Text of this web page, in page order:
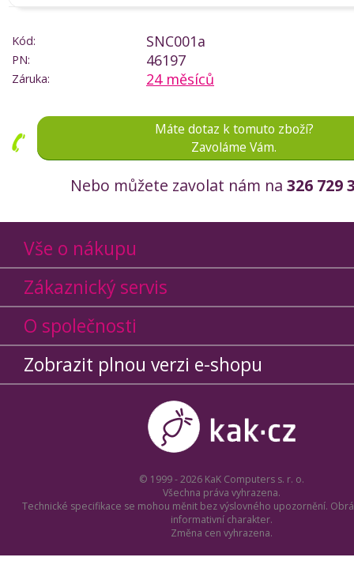
Kód: SNC001a
PN: 46197
Záruka: 24 měsíců
Máte dotaz k tomuto zboží?
Zavoláme Vám.
Nebo můžete zavolat nám na 326 729
Vše o nákupu
Zákaznický servis
O společnosti
Zobrazit plnou verzi e-shopu
© 1999 - 2026 KaK Computers s. r. o.
Všechna práva vyhrazena.
Technické specifikace se mohou měnit bez výslovného upozornění.
informativní charakter.
Změna cen vyhrazena.